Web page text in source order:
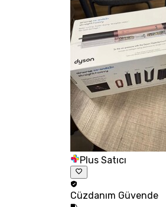
Plus Satıcı
Cüzdanım Güvende